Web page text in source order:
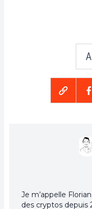
A
Je m’appelle
des cryptos depuis